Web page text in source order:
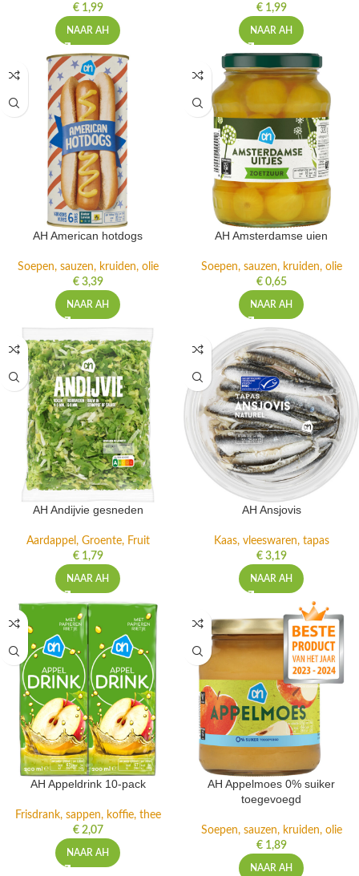
€1,99
NAAR AH
€1,99
NAAR AH
AH American hotdogs
Soepen, sauzen, kruiden, olie
€3,39
NAAR AH
AH Amsterdamse uien
Soepen, sauzen, kruiden, olie
€0,65
NAAR AH
AH Andijvie gesneden
Aardappel, Groente, Fruit
€1,79
NAAR AH
AH Ansjovis
Kaas, vleeswaren, tapas
€3,19
NAAR AH
AH Appeldrink 10-pack
Frisdrank, sappen, koffie, thee
€2,07
NAAR AH
AH Appelmoes 0% suiker
toegevoegd
Soepen, sauzen, kruiden, olie
€1,89
NAAR AH